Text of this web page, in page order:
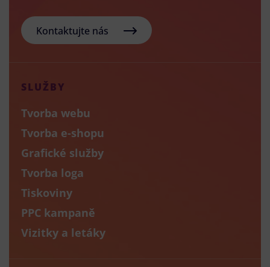
Kontaktujte nás
SLUŽBY
Tvorba webu
Tvorba e-shopu
Grafické služby
Tvorba loga
Tiskoviny
PPC kampaně
Vizitky a letáky